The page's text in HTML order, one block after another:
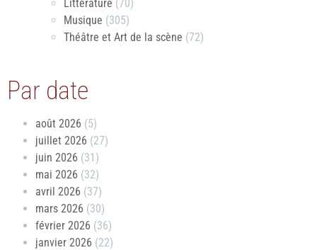
Littérature (70)
Musique (305)
Théâtre et Art de la scène (72)
Par date
août 2026 (5)
juillet 2026 (27)
juin 2026 (31)
mai 2026 (32)
avril 2026 (37)
mars 2026 (30)
février 2026 (36)
janvier 2026 (22)